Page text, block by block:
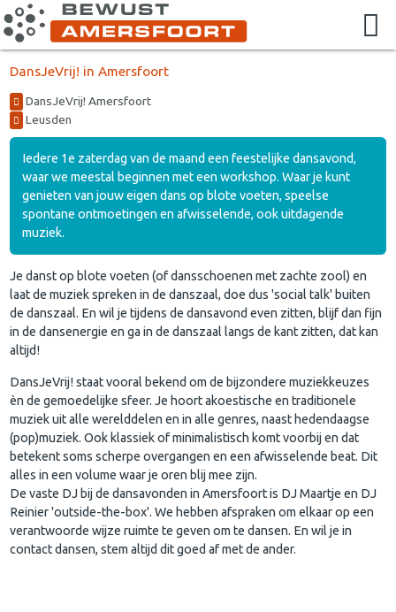
DansJeVrij! in Amersfoort
DansJeVrij! Amersfoort
Leusden
Iedere 1e zaterdag van de maand een feestelijke dansavond,
waar we meestal beginnen met een workshop. Waar je kunt
genieten van jouw eigen dans op blote voeten, speelse
spontane ontmoetingen en afwisselende, ook uitdagende
muziek.
Je danst op blote voeten (of dansschoenen met zachte zool) en
laat de muziek spreken in de danszaal, doe dus 'social talk' buiten
de danszaal. En wil je tijdens de dansavond even zitten, blijf dan fijn
in de dansenergie en ga in de danszaal langs de kant zitten, dat kan
altijd!
DansJeVrij! staat vooral bekend om de bijzondere muziekkeuzes
èn de gemoedelijke sfeer. Je hoort akoestische en traditionele
muziek uit alle werelddelen en in alle genres, naast hedendaagse
(pop)muziek. Ook klassiek of minimalistisch komt voorbij en dat
betekent soms scherpe overgangen en een afwisselende beat. Dit
alles in een volume waar je oren blij mee zijn.
De vaste DJ bij de dansavonden in Amersfoort is DJ Maartje en DJ
Reinier 'outside-the-box'. We hebben afspraken om elkaar op een
verantwoorde wijze ruimte te geven om te dansen. En wil je in
contact dansen, stem altijd dit goed af met de ander.